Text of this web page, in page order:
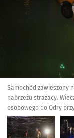
Samochód zawieszony
nabrzeżu strażacy.
osobowego do Odry